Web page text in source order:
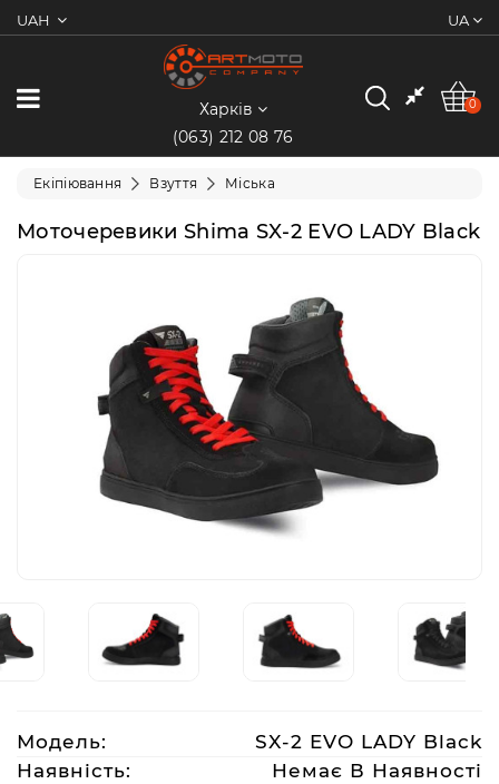
UAH UA
0
Категорії
Мотоцикли
Електротранспорт
Екіпіювання
Запчастини
(063)
Харків
(063) 212 08 76
0
Екіпіювання Взуття Міська
Моточеревики Shima SX-2 EVO LADY Black
Модель:
SX-2 EVO LADY Black
Наявність:
Немає В Наявності